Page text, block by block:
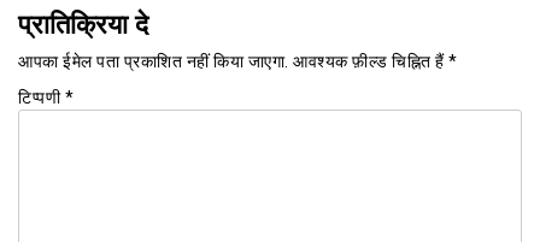
प्रातिक्रिया दे
आपका ईमेल पता प्रकाशित नहीं किया जाएगा. आवश्यक फ़ील्ड चिह्नित हैं*
टिप्पणी*